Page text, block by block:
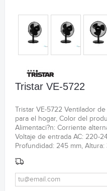
Tristar VE-5722
Tristar VE-5722 Ventilador
para el hogar, Color del
Alimentaci?n: Corriente
Voltaje de entrada AC: 220-
Profundidad: 245 mm, Altura: